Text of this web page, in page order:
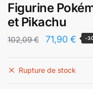
Figurine
et Pikachu
102,09€
Le
initial
71,90 € Le-
Rupture de stock